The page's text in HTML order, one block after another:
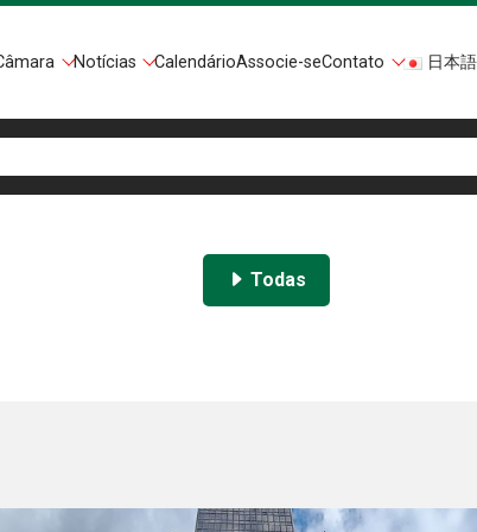
Notícias CalendárioAssocie-seContato 日本語
Todas